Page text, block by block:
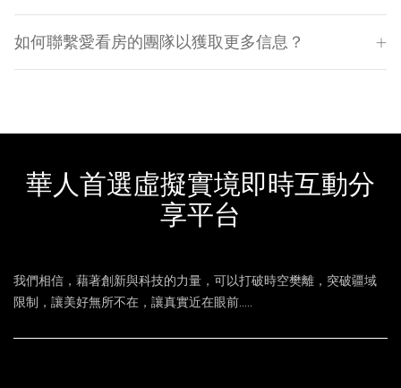
如何聯繫愛看房的團隊以獲取更多信息？
華人首選虛擬實境即時互動分
享平台
我們相信，藉著創新與科技的力量，可以打破時空樊離，突破疆域
限制，讓美好無所不在，讓真實近在眼前.....